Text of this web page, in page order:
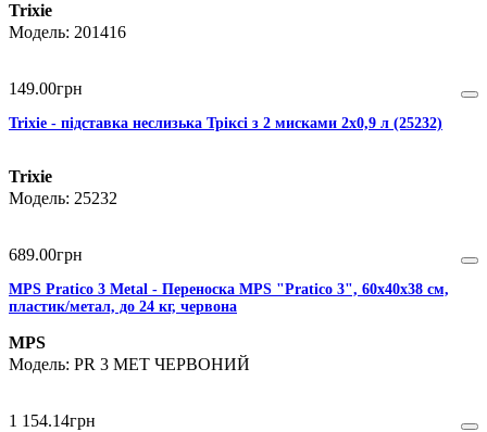
Trixie
201416
149.00грн
Trixie - підставка неслизька Тріксі з 2 мисками 2х0,9 л (25232)
Trixie
25232
689.00грн
MPS Pratico 3 Metal - Переноска MPS "Pratico 3", 60х40х38 см,
пластик/метал, до 24 кг, червона
MPS
PR 3 MET ЧЕРВОНИЙ
1 154.14грн